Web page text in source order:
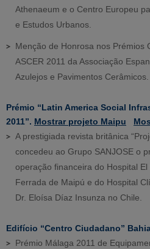
Athenaeum e o Centro Europeu
e Estudos Urbanos.
Menção de Honrosa nos Prémios
ASCER 2011 da Associação
Azulejos e Pavimentos Cerâmicos.
Prémio “Latin America Social
2011”. Mostrar projeto Maipu
A prestigiada revista britânica
concedeu ao Grupo SANJOSE o
operação financeira do Hospital
Ferrada de Maipú e do Hospital
Dr. Eloísa Díaz Insunza no Chile.
Edifício “Centro Ciudadano”
Prémio Málaga 2011 de